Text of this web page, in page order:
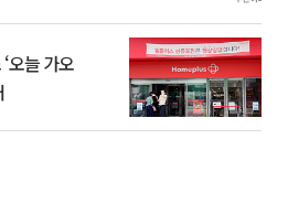
오늘 가오